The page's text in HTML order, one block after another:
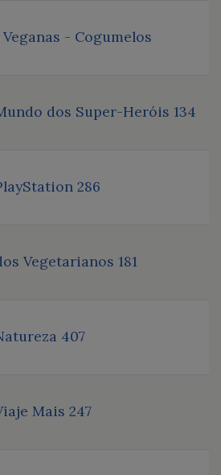
- Cogumelos
dos Super-Heróis 134
286
Vegetarianos 181
407
Mais 247